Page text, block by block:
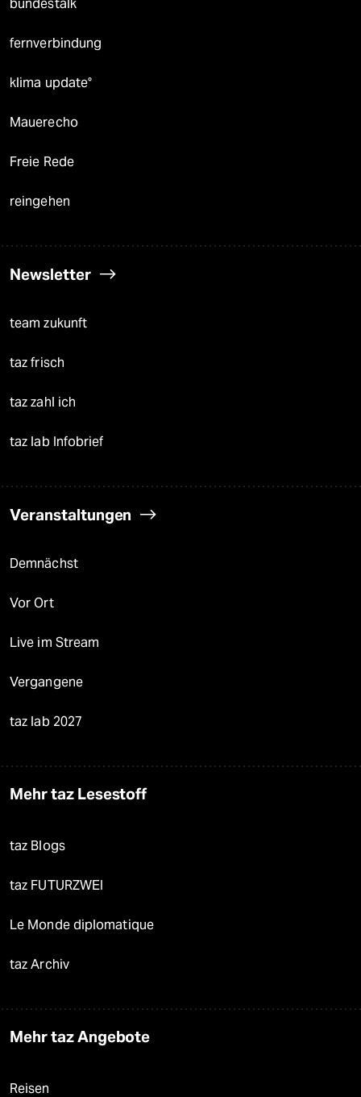
bundestalk
fernverbindung
klima update°
Mauerecho
Freie Rede
reingehen
Newsletter
team zukunft
taz frisch
taz zahl ich
taz lab Infobrief
Veranstaltungen
Demnächst
Vor Ort
Live im Stream
Vergangene
taz lab 2027
Mehr taz Lesestoff
taz Blogs
taz FUTURZWEI
Le Monde diplomatique
taz Archiv
Mehr taz Angebote
Reisen